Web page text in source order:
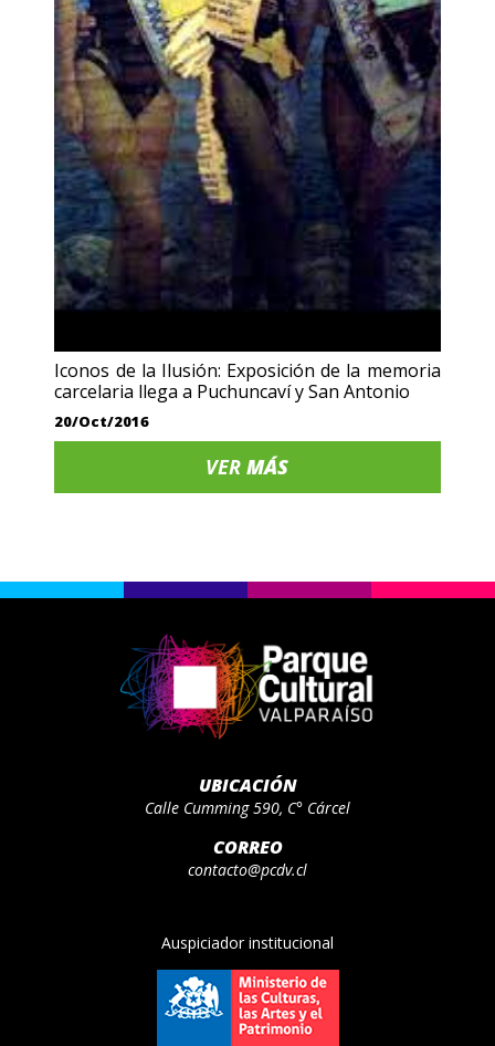
Iconos de la Ilusión: Exposición de la memoria
carcelaria llega a Puchuncaví y San Antonio
20/Oct/2016
VERMÁS
UBICACIÓN
Calle Cumming 590, C° Cárcel
CORREO
contacto@pcdv.cl
Auspiciador institucional